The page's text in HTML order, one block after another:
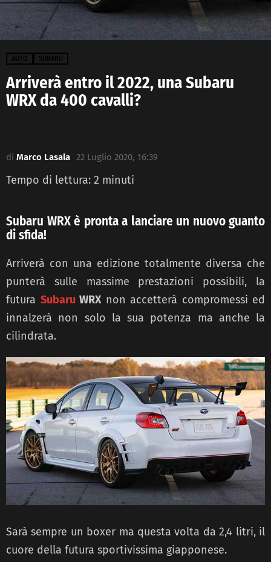
AUTO SUBARU
Arriverà entro il 2022, una Subaru
WRX da 400 cavalli?
di Marco Lasala 22 Luglio 2020, 16:39
Tempo di lettura: 2 minuti
Subaru WRX è pronta a lanciare un nuovo guanto
di sfida!
Arriverà con una edizione totalmente diversa che
punterà sulle massime prestazioni possibili, la
futura SubaruWRXnon accetterà compromessi ed
innalzerà non solo la sua potenza ma anche la
cilindrata.
Sarà sempre un boxer ma questa volta da 2,4 litri, il
cuore della futura sportivissima giapponese.